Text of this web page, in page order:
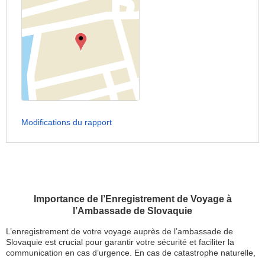
Importance de l’Enregistrement de Voyage à
l’Ambassade de Slovaquie
L’enregistrement de votre voyage auprès de l’ambassade de
Slovaquie est crucial pour garantir votre sécurité et faciliter la
communication en cas d’urgence. En cas de catastrophe naturelle,
Modifications du rapport